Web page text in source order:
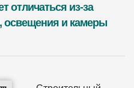
отличаться из-за
освещения и камеры